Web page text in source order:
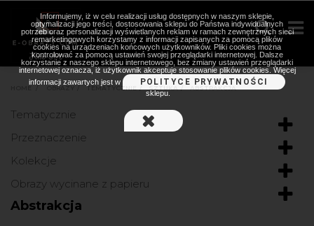
OBRAZY TEMATYCZNIE
Tematycznie
Przeznaczenie
Kolekcje
Obrazy wycinane z papieru
Abstrakcja
Informujemy, iż w celu realizacji usług dostępnych w naszym sklepie,
optymalizacji jego treści, dostosowania sklepu do Państwa indywidualnych
potrzeb oraz personalizacji wyświetlanych reklam w ramach zewnętrznych sieci
remarketingowych korzystamy z informacji zapisanych za pomocą plików
cookies na urządzeniach końcowych użytkowników. Pliki cookies można
kontrolować za pomocą ustawień swojej przeglądarki internetowej. Dalsze
korzystanie z naszego sklepu internetowego, bez zmiany ustawień przeglądarki
internetowej oznacza, iż użytkownik akceptuje stosowanie plików cookies. Więcej
informacji zawartych jest w
POLITYCE PRYWATNOŚCI
sklepu.